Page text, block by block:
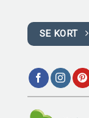
SE KORT